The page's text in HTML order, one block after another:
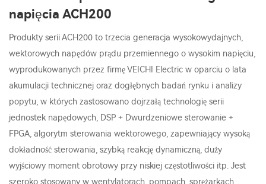
napięcia ACH200
Produkty serii ACH200 to trzecia generacja wysokowydajnych,
wektorowych napędów prądu przemiennego o wysokim napięciu,
wyprodukowanych przez firmę VEICHI Electric w oparciu o lata
akumulacji technicznej oraz dogłębnych badań rynku i analizy
popytu, w których zastosowano dojrzałą technologię serii
jednostek napędowych, DSP + Dwurdzeniowe sterowanie +
FPGA, algorytm sterowania wektorowego, zapewniający wysoką
dokładność sterowania, szybką reakcję dynamiczną, duży
wyjściowy moment obrotowy przy niskiej częstotliwości itp. Jest
szeroko stosowany w wentylatorach, pompach, sprężarkach,